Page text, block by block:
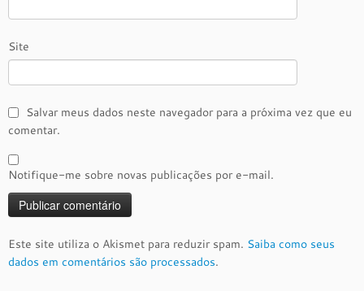
Site
Salvar meus dados neste navegador para a próxima vez que eu
comentar.
Notifique-me sobre novas publicações por e-mail.
Este site utiliza o Akismet para reduzir spam. Saiba como seus
dados em comentários são processados.